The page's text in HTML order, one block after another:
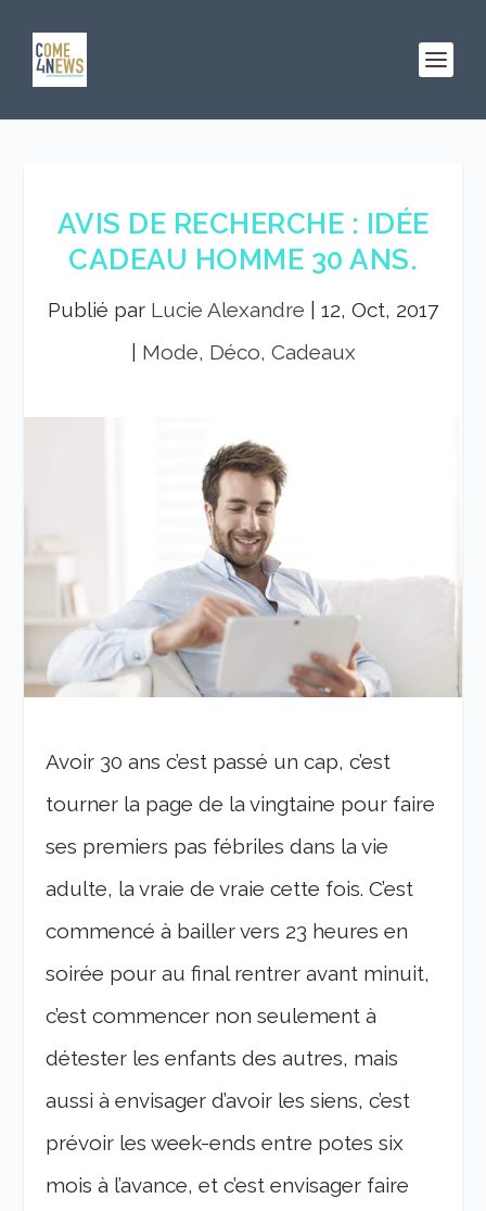
AVIS DE RECHERCHE : IDÉE
CADEAU HOMME 30 ANS.
Publié par Lucie Alexandre
12, Oct, 2017
Mode, Déco, Cadeaux
Avoir 30 ans c’est passé un cap, c’est
tourner la page de la vingtaine pour faire
ses premiers pas fébriles dans la vie
adulte, la vraie de vraie cette fois. C’est
commencé à bailler vers 23 heures en
soirée pour au final rentrer avant minuit,
c’est commencer non seulement à
détester les enfants des autres, mais
aussi à envisager d’avoir les siens, c’est
prévoir les week-ends entre potes six
mois à l’avance, et c’est envisager faire